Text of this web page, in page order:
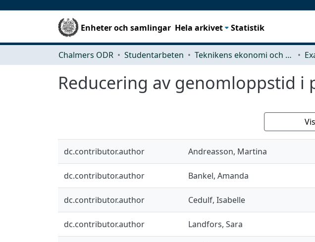
Enheter och samlingar Hela arkivet Statistik
Chalmers ODR Studentarbeten Teknikens ekonomi och organisation
Reducering av genomloppstid
dc.contributor.author Andreasson, Martina
dc.contributor.author Bankel, Amanda
dc.contributor.author Cedulf, Isabelle
dc.contributor.author Landfors, Sara